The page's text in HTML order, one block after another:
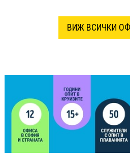
ВИЖ ВСИЧКИ